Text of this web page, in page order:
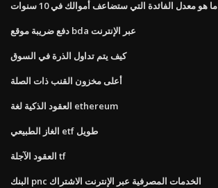
ما هو معدل الفائدة التي ستضاعف أموالك في 10 سنوات
دفع ضريبة موقع bda عبر الإنترنت
كيف يتم تداول الذرة في السوق
أعلى مخزون القنب ذات الصلة
العقود الذكية لغة ethereum
الغاز الطبيعي etf طويل
العقود الآجلة tf
البنك pnc الخدمات المصرفية عبر الإنترنت الاشتراك